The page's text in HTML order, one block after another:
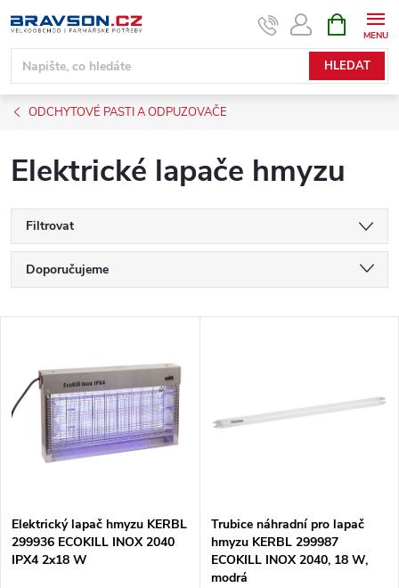
na
obsah
HLEDAT
NÁKUPNÍ
KOŠÍK
ODCHYTOVÉ PASTI A ODPUZOVAČE
Elektrické lapače hmyzu
Filtrovat
Ř
a
e
p
Doporučujeme
Nejprodávanější
Abecedně
ý
p
s
p
Elektrický lapač hmyzu KERBL
299936 ECOKILL INOX 2040
IPX4 2x18 W
Trubice náhradní pro lapač
hmyzu KERBL 299987
ECOKILL INOX 2040, 18 W,
modrá